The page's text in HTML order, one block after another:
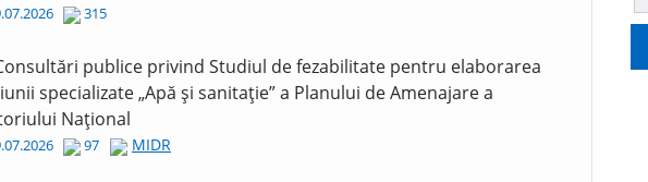
315
publice privind Studiul de fezabilitate pentru elaborarea
specializate „Apă și sanitație” a Planului de Amenajare a
Național
97 MIDR